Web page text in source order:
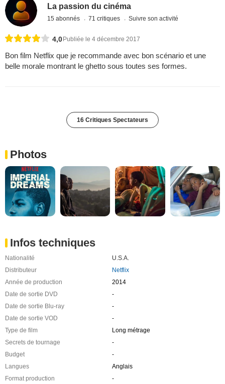
La passion du cinéma
15 abonnés 71 critiques Suivre son activité
4,0 Publiée le 4 décembre 2017
Bon film Netflix que je recommande avec bon scénario et une
belle morale montrant le ghetto sous toutes ses formes.
16 Critiques Spectateurs
Photos
Infos techniques
Nationalité
U.S.A.
Distributeur
Netflix
Année de production
2014
Date de sortie DVD
-
Date de sortie Blu-ray
-
Date de sortie VOD
-
Type de film
Long métrage
Secrets de tournage
-
Budget
-
Langues
Anglais
Format production
-